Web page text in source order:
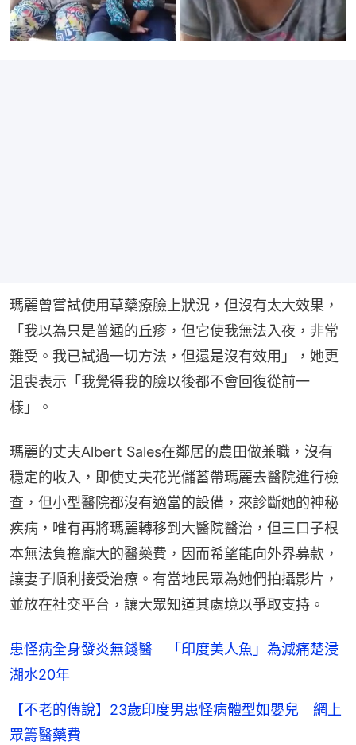
瑪麗曾嘗試使用草藥療臉上狀況，但沒有太大效果，
「我以為只是普通的丘疹，但它使我無法入夜，非常
難受。我已試過一切方法，但還是沒有效用」，她更
沮喪表示「我覺得我的臉以後都不會回復從前一
樣」。
瑪麗的丈夫Albert Sales在鄰居的農田做兼職，沒有
穩定的收入，即使丈夫花光儲蓄帶瑪麗去醫院進行檢
查，但小型醫院都沒有適當的設備，來診斷她的神秘
疾病，唯有再將瑪麗轉移到大醫院醫治，但三口子根
本無法負擔龐大的醫藥費，因而希望能向外界募款，
讓妻子順利接受治療。有當地民眾為她們拍攝影片，
並放在社交平台，讓大眾知道其處境以爭取支持。
患怪病全身發炎無錢醫 「印度美人魚」為減痛楚浸
湖水20年
【不老的傳說】23歲印度男患怪病體型如嬰兒 網上
眾籌醫藥費